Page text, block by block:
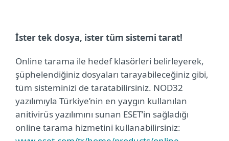
İster tek dosya, ister tüm sistemi tarat!
Online tarama ile hedef klasörleri belirleyerek,
şüphelendiğiniz dosyaları tarayabileceğiniz gibi,
tüm sisteminizi de taratabilirsiniz. NOD32
yazılımıyla Türkiye’nin en yaygın kullanılan
anitivirüs yazılımını sunan ESET’in sağladığı
online tarama hizmetini kullanabilirsiniz: